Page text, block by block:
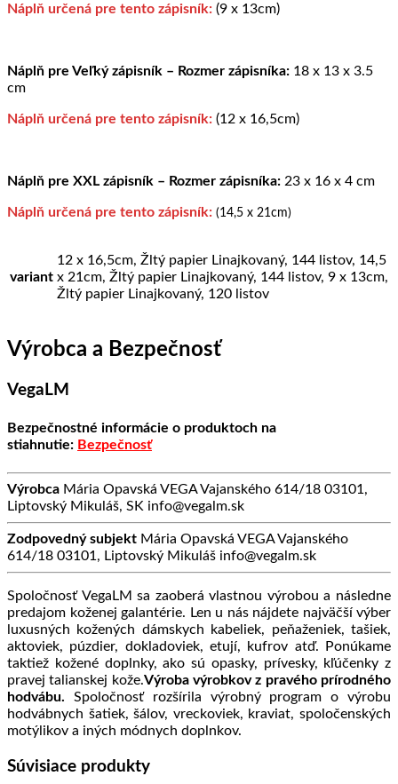
Náplň určená pre tento zápisník: (9 x 13cm)
Náplň pre Veľký zápisník – Rozmer zápisníka: 18 x 13 x 3.5
cm
Náplň určená pre tento zápisník: (12 x 16,5cm)
Náplň pre XXL zápisník – Rozmer zápisníka: 23 x 16 x 4 cm
Náplň určená pre tento zápisník: (14,5 x 21cm)
variant
12 x 16,5cm, Žltý papier Linajkovaný, 144 listov, 14,5
x 21cm, Žltý papier Linajkovaný, 144 listov, 9 x 13cm,
Žltý papier Linajkovaný, 120 listov
Výrobca a Bezpečnosť
VegaLM
Bezpečnostné informácie o produktoch na
stiahnutie: Bezpečnosť
Výrobca Mária Opavská VEGA Vajanského 614/18 03101,
Liptovský Mikuláš, SK info@vegalm.sk
Zodpovedný subjekt Mária Opavská VEGA Vajanského
614/18 03101, Liptovský Mikuláš info@vegalm.sk
Spoločnosť VegaLM sa zaoberá vlastnou výrobou a následne
predajom koženej galantérie. Len u nás nájdete najväčší výber
luxusných kožených dámskych kabeliek, peňaženiek, tašiek,
aktoviek, púzdier, dokladoviek, etují, kufrov atď. Ponúkame
taktiež kožené doplnky, ako sú opasky, prívesky, kľúčenky z
pravej talianskej kože.Výroba výrobkov z pravého prírodného
hodvábu. Spoločnosť rozšírila výrobný program o výrobu
hodvábnych šatiek, šálov, vreckoviek, kraviat, spoločenských
motýlikov a iných módnych doplnkov.
Súvisiace produkty